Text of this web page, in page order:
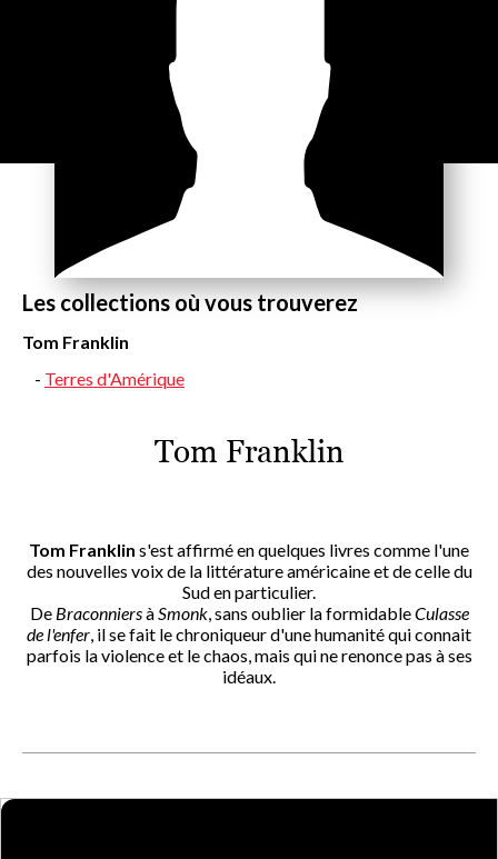
Les collections où vous trouverez
Tom Franklin
Terres d'Amérique
Tom Franklin
Tom Franklin s'est affirmé en quelques livres comme l'une
des nouvelles voix de la littérature américaine et de celle du
Sud en particulier.
De Braconniersà Smonk, sans oublier la formidableCulasse
de l'enfer , il se fait le chroniqueur d'une humanité qui connait
parfois la violence et le chaos, mais qui ne renonce pas à ses
idéaux.